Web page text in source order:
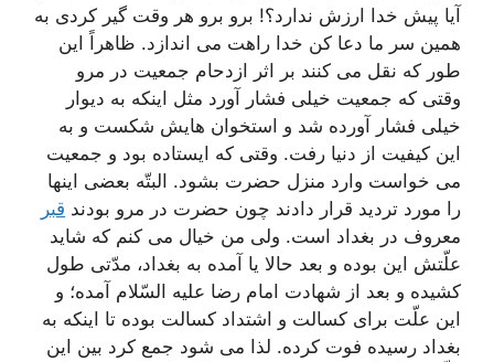
آیا پیش خدا ارزش ندارد؟! برو برو هر وقت گیر كردی به
همین سر ما دعا كن خدا راهت می اندازد. ظاهراً این
طور كه نقل می كنند بر اثر ازدحام جمعیت در مرو
وقتی كه جمعیت خیلی فشار آورد مثل اینكه به دیوار
خیلی فشار آورده شد و استخوان هایش شكست و به
این كیفیت از دنیا رفت. وقتی كه ایستاده بود و جمعیت
می خواست وارد منزل حضرت بشود. البتّه بعضی اینها
را مورد تردید قرار دادند چون حضرت در مرو بودند قبر
معروف در بغداد است. ولی من خیال می كنم كه شاید
علّتش این بوده و بعد حالا یا آمده به بغداد، مدّتی طول
كشیده و بعد از شهادت امام رضا علیه السّلام آمده؛ و
این علّت برای كسالت و اشتداد كسالت بوده تا اینكه به
بغداد رسیده فوت كرده. لذا می شود جمع كرد بین این